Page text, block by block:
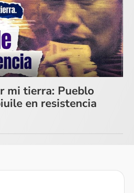
mi tierra: Pueblo
en resistencia